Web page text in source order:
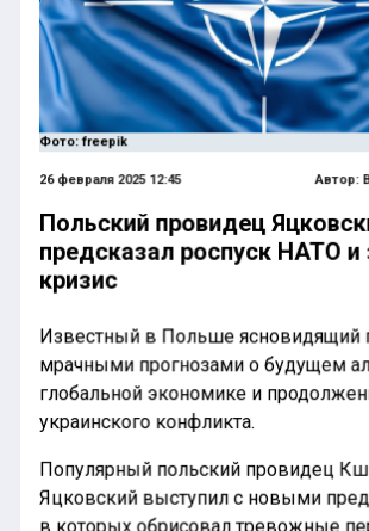
Фото: freepik
26 февраля 2025 12:45 Автор:
Польский провидец
предсказал роспуск НАТО
кризис
Известный в Польше ясновидящий
мрачными прогнозами о будущем
глобальной экономике и
украинского конфликта.
Популярный польский провидец
Яцковский выступил с новыми
в которых обрисовал тревожные